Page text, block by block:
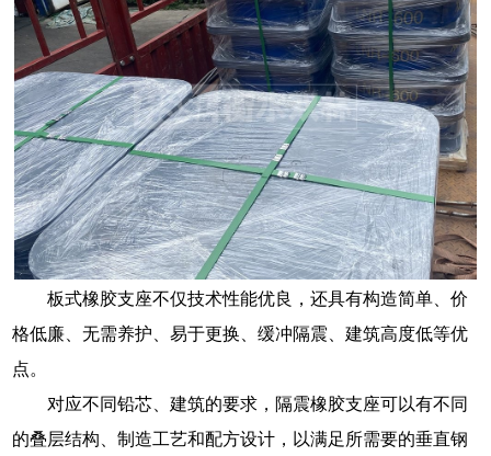
板式橡胶支座不仅技术性能优良，还具有构造简单、价
格低廉、无需养护、易于更换、缓冲隔震、建筑高度低等优
点。
对应不同铅芯、建筑的要求，隔震橡胶支座可以有不同
的叠层结构、制造工艺和配方设计，以满足所需要的垂直钢